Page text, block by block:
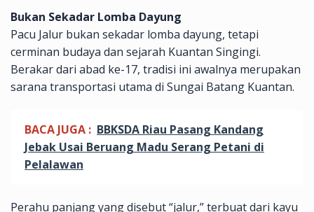
Bukan Sekadar Lomba Dayung
Pacu Jalur bukan sekadar lomba dayung, tetapi
cerminan budaya dan sejarah Kuantan Singingi.
Berakar dari abad ke-17, tradisi ini awalnya merupakan
sarana transportasi utama di Sungai Batang Kuantan.
BACA JUGA : BBKSDA Riau Pasang Kandang
Jebak Usai Beruang Madu Serang Petani di
Pelalawan
Perahu panjang yang disebut “jalur,” terbuat dari kayu